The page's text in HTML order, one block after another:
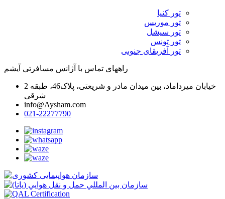
تور کنیا
تور موریس
تور سیشل
تور تونس
تور آفریقای جنوبی
راههای تماس با آژانس مسافرتی آیشم
خیابان میرداماد، بین میدان مادر و شریعتی، پلاک46، طبقه 2
شرقی
info@Aysham.com
021-22277790